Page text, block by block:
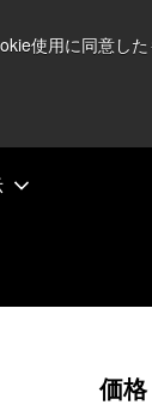
使用に同意し
価格